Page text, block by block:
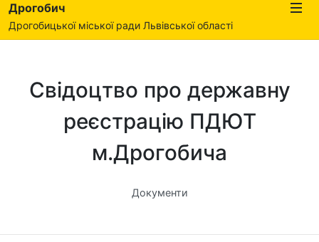
Дрогобич
Дрогобицької міської ради Львівської області
Свідоцтво про державну
реєстрацію ПДЮТ
м.Дрогобича
Документи